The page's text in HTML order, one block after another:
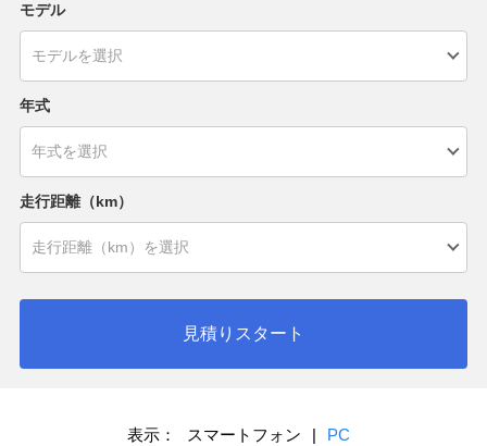
モデル
年式
走行距離（km）
見積りスタート
表示： スマートフォン | PC